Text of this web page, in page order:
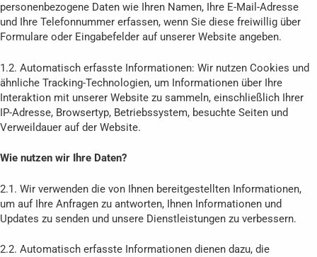
personenbezogene Daten wie Ihren Namen, Ihre E-Mail-Adresse
und Ihre Telefonnummer erfassen, wenn Sie diese freiwillig über
Formulare oder Eingabefelder auf unserer Website angeben.
1.2. Automatisch erfasste Informationen: Wir nutzen Cookies und
ähnliche Tracking-Technologien, um Informationen über Ihre
Interaktion mit unserer Website zu sammeln, einschließlich Ihrer
IP-Adresse, Browsertyp, Betriebssystem, besuchte Seiten und
Verweildauer auf der Website.
Wie nutzen wir Ihre Daten?
2.1. Wir verwenden die von Ihnen bereitgestellten Informationen,
um auf Ihre Anfragen zu antworten, Ihnen Informationen und
Updates zu senden und unsere Dienstleistungen zu verbessern.
2.2. Automatisch erfasste Informationen dienen dazu, die